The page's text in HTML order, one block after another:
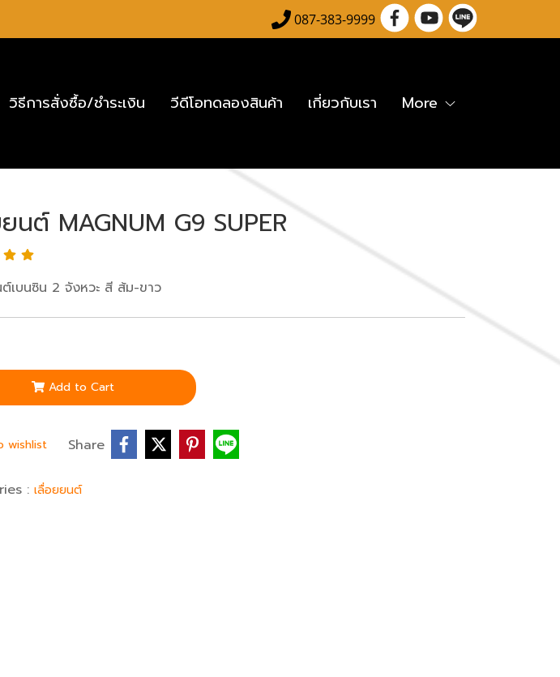
087-383-9999
วิธีการสั่งซื้อ/ชำระเงิน วีดีโอทดลองสินค้า เกี่ยวกับเรา More
นต์ MAGNUM G9 SUPER
ต์เบนซิน 2 จังหวะ สี ส้ม-ขาว
Add to Cart
wishlist Share
: เลื่อยยนต์